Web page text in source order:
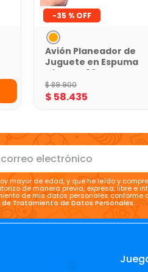
-35 %
Avión Planeador de
Juguete en Espuma
Gigante 83 Cm
$89.900
$ 58.435
mayor de edad, y que he leído y
de manera previa, expresa, libre e
de mis datos personales
Tratamiento de Datos Personales.